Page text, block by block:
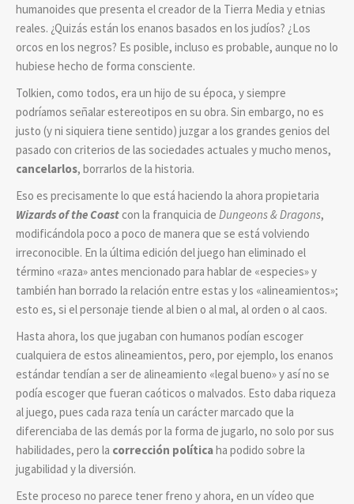
humanoides que presenta el creador de la Tierra Media y etnias
reales. ¿Quizás están los enanos basados en los judíos? ¿Los
orcos en los negros? Es posible, incluso es probable, aunque no lo
hubiese hecho de forma consciente.
Tolkien, como todos, era un hijo de su época, y siempre
podríamos señalar estereotipos en su obra. Sin embargo, no es
justo (y ni siquiera tiene sentido) juzgar a los grandes genios del
pasado con criterios de las sociedades actuales y mucho menos,
cancelarlos, borrarlos de la historia.
Eso es precisamente lo que está haciendo la ahora propietaria
Wizards of the Coastcon la franquicia de Dungeons & Dragons,
modificándola poco a poco de manera que se está volviendo
irreconocible. En la última edición del juego han eliminado el
término «raza» antes mencionado para hablar de «especies» y
también han borrado la relación entre estas y los «alineamientos»;
esto es, si el personaje tiende al bien o al mal, al orden o al caos.
Hasta ahora, los que jugaban con humanos podían escoger
cualquiera de estos alineamientos, pero, por ejemplo, los enanos
estándar tendían a ser de alineamiento «legal bueno» y así no se
podía escoger que fueran caóticos o malvados. Esto daba riqueza
al juego, pues cada raza tenía un carácter marcado que la
diferenciaba de las demás por la forma de jugarlo, no solo por sus
habilidades, pero la corrección políticaha podido sobre la
jugabilidad y la diversión.
Este proceso no parece tener freno y ahora, en un vídeo que